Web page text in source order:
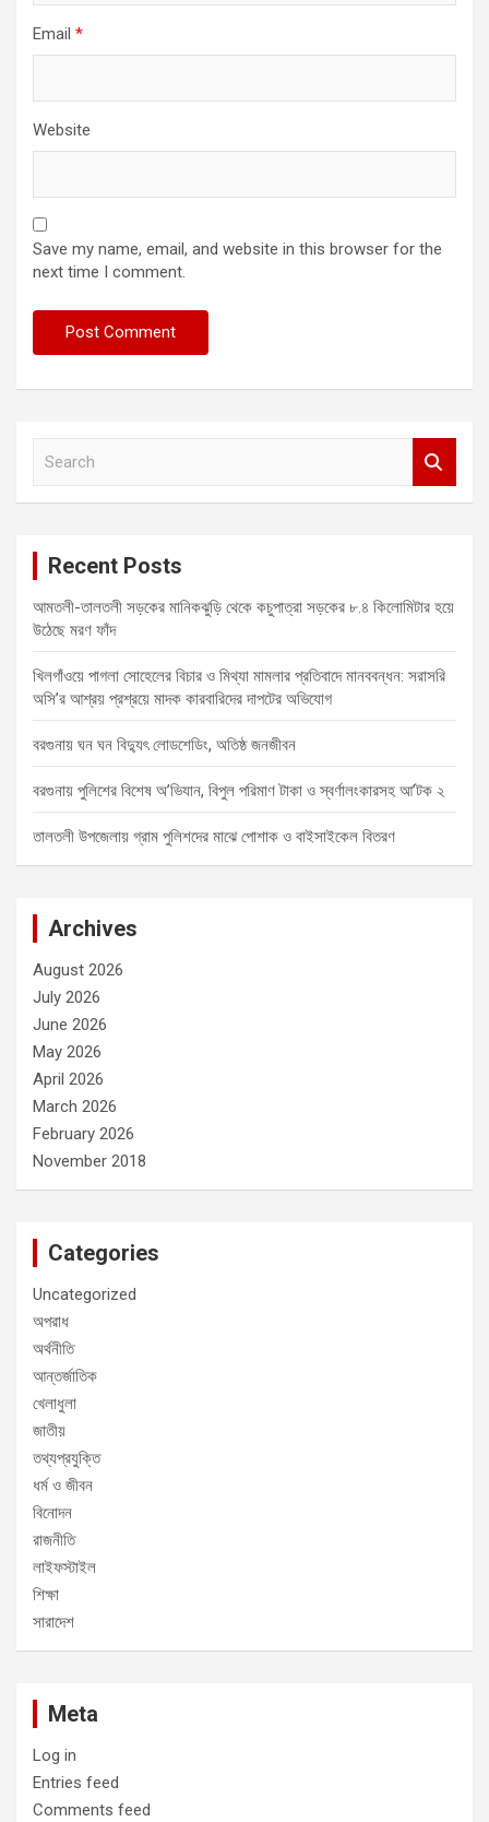
Email *
Website
Save my name, email, and website in this browser for the
next time I comment.
Recent Posts
আমতলী-তালতলী সড়কের মানিকঝুড়ি থেকে কচুপাত্রা সড়কের ৮.৪ কিলোমিটার হয়ে
উঠেছে মরণ ফাঁদ
খিলগাঁওয়ে পাগলা সোহেলের বিচার ও মিথ্যা মামলার প্রতিবাদে মানববন্ধন: সরাসরি
অসি’র আশ্রয় প্রশ্রয়ে মাদক কারবারিদের দাপটের অভিযোগ
বরগুনায় ঘন ঘন বিদ্যুৎ লোডশেডিং, অতিষ্ঠ জনজীবন
বরগুনায় পুলিশের বিশেষ অ’ভিযান, বিপুল পরিমাণ টাকা ও স্বর্ণালংকারসহ আ’টক ২
তালতলী উপজেলায় গ্রাম পুলিশদের মাঝে পোশাক ও বাইসাইকেল বিতরণ
Archives
August 2026
July 2026
June 2026
May 2026
April 2026
March 2026
February 2026
November 2018
Categories
Uncategorized
অপরাধ
অর্থনীতি
আন্তর্জাতিক
খেলাধুলা
জাতীয়
তথ্যপ্রযুক্তি
ধর্ম ও জীবন
বিনোদন
রাজনীতি
লাইফস্টাইল
শিক্ষা
সারাদেশ
Meta
Log in
Entries feed
Comments feed